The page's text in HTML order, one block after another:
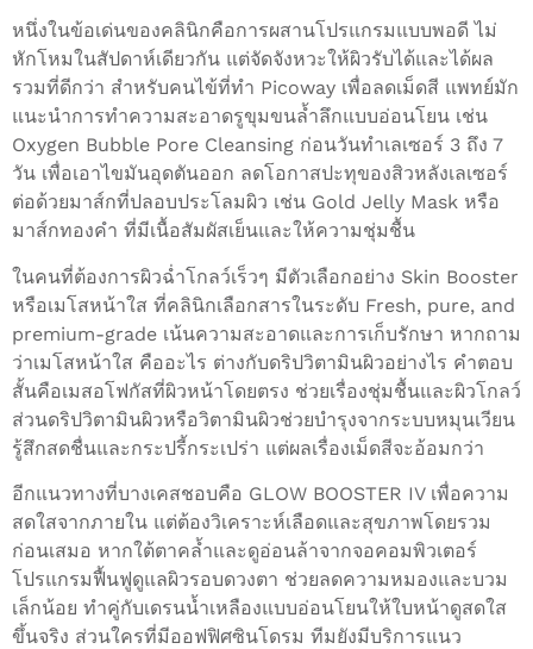
หนึ่งในข้อเด่นของคลินิกคือการผสานโปรแกรมแบบพอดี ไม่
หักโหมในสัปดาห์เดียวกัน แต่จัดจังหวะให้ผิวรับได้และได้ผล
รวมที่ดีกว่า สำหรับคนไข้ที่ทำ Picoway เพื่อลดเม็ดสี แพทย์มัก
แนะนำการทำความสะอาดรูขุมขนล้ำลึกแบบอ่อนโยน เช่น
Oxygen Bubble Pore Cleansing ก่อนวันทำเลเซอร์ 3 ถึง 7
วัน เพื่อเอาไขมันอุดตันออก ลดโอกาสปะทุของสิวหลังเลเซอร์
ต่อด้วยมาส์กที่ปลอบประโลมผิว เช่น Gold Jelly Mask หรือ
มาส์กทองคำ ที่มีเนื้อสัมผัสเย็นและให้ความชุ่มชื้น
ในคนที่ต้องการผิวฉ่ำโกลว์เร็วๆ มีตัวเลือกอย่าง Skin Booster
หรือเมโสหน้าใส ที่คลินิกเลือกสารในระดับ Fresh, pure, and
premium-grade เน้นความสะอาดและการเก็บรักษา หากถาม
ว่าเมโสหน้าใส คืออะไร ต่างกับดริปวิตามินผิวอย่างไร คำตอบ
สั้นคือเมสอโฟกัสที่ผิวหน้าโดยตรง ช่วยเรื่องชุ่มชื้นและผิวโกลว์
ส่วนดริปวิตามินผิวหรือวิตามินผิวช่วยบำรุงจากระบบหมุนเวียน
รู้สึกสดชื่นและกระปรี้กระเปร่า แต่ผลเรื่องเม็ดสีจะอ้อมกว่า
อีกแนวทางที่บางเคสชอบคือ GLOW BOOSTER IV เพื่อความ
สดใสจากภายใน แต่ต้องวิเคราะห์เลือดและสุขภาพโดยรวม
ก่อนเสมอ หากใต้ตาคล้ำและดูอ่อนล้าจากจอคอมพิวเตอร์
โปรแกรมฟื้นฟูดูแลผิวรอบดวงตา ช่วยลดความหมองและบวม
เล็กน้อย ทำคู่กับเดรนน้ำเหลืองแบบอ่อนโยนให้ใบหน้าดูสดใส
ขึ้นจริง ส่วนใครที่มีออฟฟิศซินโดรม ทีมยังมีบริการแนว